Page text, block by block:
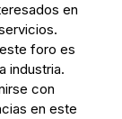
en
foro es
industria.
con
en este